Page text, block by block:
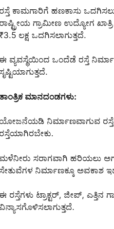
ರಸ್ತೆ ಕಾಮಗಾರಿಗೆ ಹಣಕಾಸು
ರಾಷ್ಟ್ರೀಯ ಗ್ರಾಮೀಣ ಉದ್ಯೋಗ
ಲಕ್ಷ ಒದಗಿಸಲಾಗುತ್ತದೆ.
ವ್ಯವಸ್ಥೆಯಿಂದ ಒಂದೆಡೆ ರಸ್ತೆ
ಸೃಷ್ಟಿಯಾಗುತ್ತದೆ.
ಮಾನದಂಡಗಳು:
ಯೋಜನೆಯಡಿ ನಿರ್ಮಾಣವಾಗುವ
ರಸ್ತೆಯಾಗಿರಬೇಕು.
ಮಳೆನೀರು ಸರಾಗವಾಗಿ ಹರಿಯಲು
ಸೇತುವೆಗಳ ನಿರ್ಮಾಣಕ್ಕೂ ಅವಕಾಶ
ರಸ್ತೆಗಳು ಟ್ರಾಕ್ಟರ್, ಜೀಪ್,